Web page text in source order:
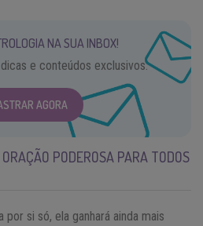
NA SUA INBOX!
e conteúdos exclusivos.
AGORA
PODEROSA PARA TODOS
si só, ela ganhará ainda mais